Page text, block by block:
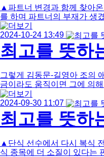
▲파트너 변경과 함께 찾아
를 하며 파트너의 부재가 생
2024-10-24 13:49
최고를 뜻하
그렇게 김동문-길영아 조의
금이라도 움직이면 그에 의
2024-09-30 11:07
최고를 뜻하
▲단식 선수에서 다시 복식
식 종목에 더 소질이 있다는